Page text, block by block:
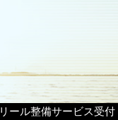
リール整備サービス受付